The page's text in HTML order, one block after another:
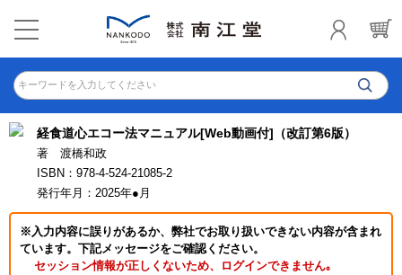
キーワードを入力してください
経食道心エコー法マニュアル[Web動画付]（改訂第6版）
著 渡橋和政
ISBN：978-4-524-21085-2
発行年月：2025年●月
※入力内容に誤りがあるか、弊社でお取り扱いできない内容が含まれ
ています。下記メッセージをご確認ください。
セッション情報が正しくないため、ログインできません｡